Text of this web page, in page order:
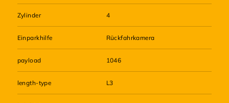
Zylinder 4
Einparkhilfe Rückfahrkamera
payload 1046
length-type L3